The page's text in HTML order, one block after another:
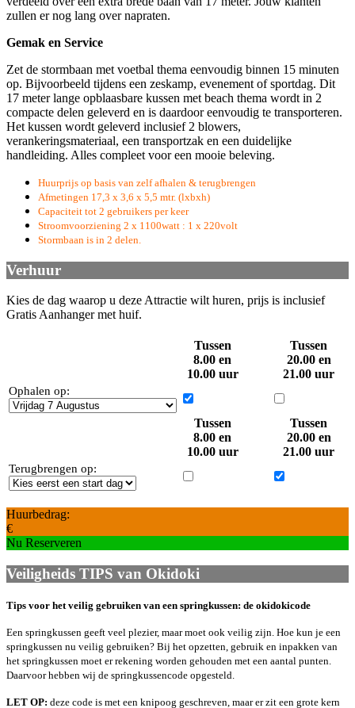
zullen er nog lang over napraten.
Gemak en Service
Zet de stormbaan met voetbal thema eenvoudig binnen 15 minuten
op. Bijvoorbeeld tijdens een zeskamp, evenement of sportdag. Dit
17 meter lange opblaasbare kussen met beach thema wordt in 2
compacte delen geleverd en is daardoor eenvoudig te transporteren.
Het kussen wordt geleverd inclusief 2 blowers,
verankeringsmateriaal, een transportzak en een duidelijke
handleiding. Alles compleet voor een mooie beleving.
Huurprijs op basis van zelf afhalen & terugbrengen
Afmetingen 17,3 x 3,6 x 5,5 mtr. (lxbxh)
Capaciteit tot 2 gebruikers per keer
Stroomvoorziening 2 x 1100watt : 1 x 220volt
Stormbaan is in 2 delen.
Verhuur
Kies de dag waarop u deze Attractie wilt huren, prijs is inclusief
Gratis Aanhanger met huif.
Tussen
8.00 en
10.00 uur
Tussen
20.00 en
21.00 uur
Ophalen op:
Tussen
8.00 en
10.00 uur
Tussen
20.00 en
21.00 uur
Terugbrengen op:
Huurbedrag:
€
Nu Reserveren
Veiligheids TIPS van Okidoki
Tips voor het veilig gebruiken van een springkussen: de okidokicode
Een springkussen geeft veel plezier, maar moet ook veilig zijn. Hoe kun je een
springkussen nu veilig gebruiken? Bij het opzetten, gebruik en inpakken van
het springkussen moet er rekening worden gehouden met een aantal punten.
Daarvoor hebben wij de springkussencode opgesteld.
LET OP: deze code is met een knipoog geschreven, maar er zit een grote kern